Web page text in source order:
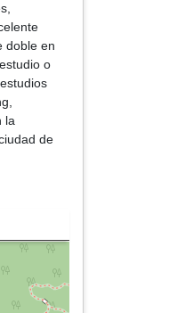
doble en
o
la
de